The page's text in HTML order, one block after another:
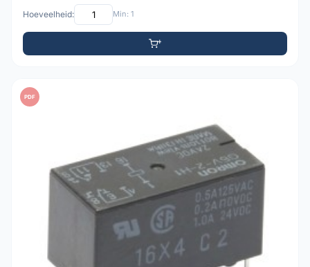
Hoeveelheid: Min: 1
PDF